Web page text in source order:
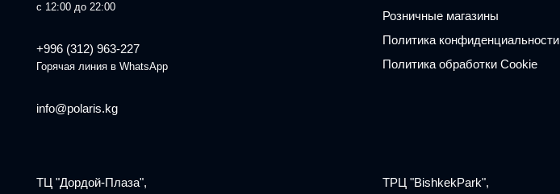
с 12:00 до 22:00
+996 (312) 963-227
Горячая линия в WhatsApp
info@polaris.kg
Розничные магазины
Политика конфиденциальности
Политика обработки Cookie
ТЦ "Дордой-Плаза", ТРЦ "BishkekPark",